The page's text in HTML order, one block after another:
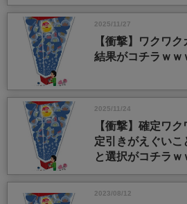
2025/11/27
【衝撃】ワクワ
結果がコチラｗｗ
2025/11/24
【衝撃】確定ワ
定引きがえぐい
と選択がコチラｗ
2023/08/12